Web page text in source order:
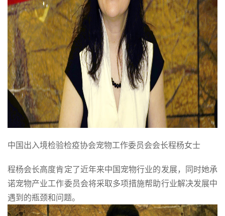
中国出入境检验检疫协会宠物工作委员会会长程杨女士
程杨会长高度肯定了近年来中国宠物行业的发展，同时她承
诺宠物产业工作委员会将采取多项措施帮助行业解决发展中
遇到的瓶颈和问题。